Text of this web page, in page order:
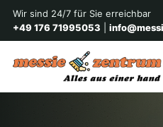
Wir sind 24/7 für Sie erreichbar
+49 176 71995053